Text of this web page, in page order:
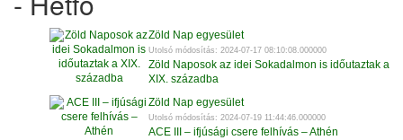
Zöld Nap egyesület
Utolsó módosítás: 2024-07-17 08:10:08.000000
Zöld Naposok az idei Sokadalmon is időutaztak a
XIX. századba
Zöld Nap egyesület
Utolsó módosítás: 2024-07-19 11:44:46.000000
ACE III – ifjúsági csere felhívás – Athén